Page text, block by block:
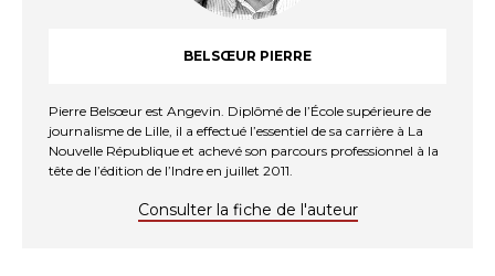
BELSŒUR PIERRE
Pierre Belsœur est Angevin. Diplômé de l’École supérieure de
journalisme de Lille, il a effectué l’essentiel de sa carrière à La
Nouvelle République et achevé son parcours professionnel à la
tête de l’édition de l’Indre en juillet 2011.
Consulter la fiche de l'auteur